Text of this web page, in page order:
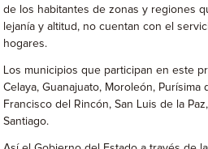
de los habitantes de zonas y regiones
lejanía y altitud, no cuentan con el
hogares.
Los municipios que participan en este
Celaya, Guanajuato, Moroleón, Purísima
Francisco del Rincón, San Luis de la
Santiago.